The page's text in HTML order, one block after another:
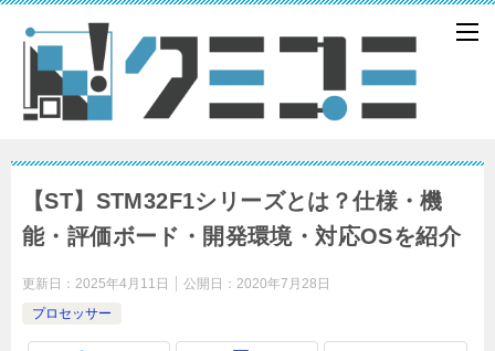
【ST】STM32F1シリーズとは？仕様・機
能・評価ボード・開発環境・対応OSを紹介
更新日： 2025年4月11日 公開日： 2020年7月28日
プロセッサー